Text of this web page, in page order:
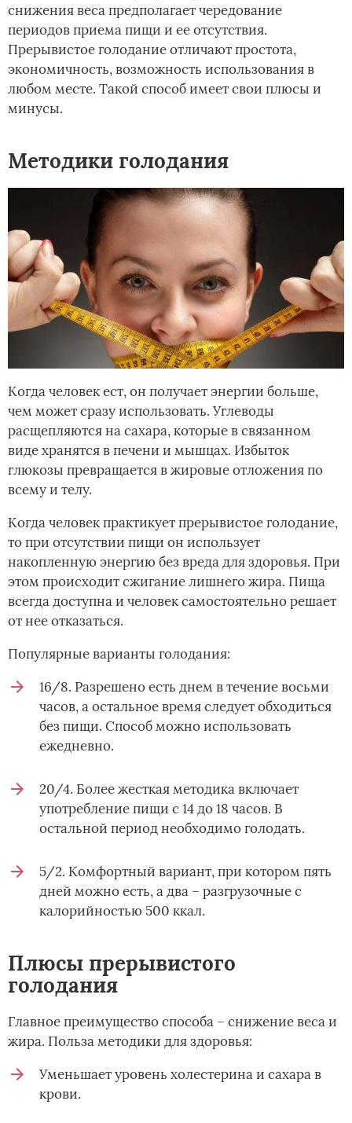
снижения веса предполагает чередование
периодов приема пищи и ее отсутствия.
Прерывистое голодание отличают простота,
экономичность, возможность использования в
любом месте. Такой способ имеет свои плюсы и
минусы.
Методики голодания
Когда человек ест, он получает энергии больше,
чем может сразу использовать. Углеводы
расщепляются на сахара, которые в связанном
виде хранятся в печени и мышцах. Избыток
глюкозы превращается в жировые отложения по
всему и телу.
Когда человек практикует прерывистое голодание,
то при отсутствии пищи он использует
накопленную энергию без вреда для здоровья. При
этом происходит сжигание лишнего жира. Пища
всегда доступна и человек самостоятельно решает
от нее отказаться.
Популярные варианты голодания:
16/8. Разрешено есть днем в течение восьми
часов, а остальное время следует обходиться
без пищи. Способ можно использовать
ежедневно.
20/4. Более жесткая методика включает
употребление пищи с 14 до 18 часов. В
остальной период необходимо голодать.
5/2. Комфортный вариант, при котором пять
дней можно есть, а два – разгрузочные с
калорийностью 500 ккал.
Плюсы прерывистого
голодания
Главное преимущество способа – снижение веса и
жира. Польза методики для здоровья:
Уменьшает уровень холестерина и сахара в
крови.